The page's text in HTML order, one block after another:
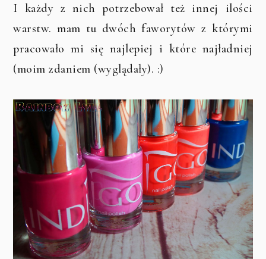
I każdy z nich potrzebował też innej ilości
warstw. mam tu dwóch faworytów z którymi
pracowało mi się najlepiej i które najładniej
(moim zdaniem (wyglądały). :)